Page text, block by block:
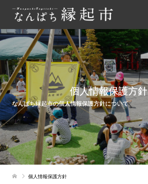
個人情報保護方針
なんぱち縁起市の個人情報保護方針について
個人情報保護方針